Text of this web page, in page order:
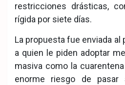
restricciones drásticas,
rígida por siete días.
La propuesta fue enviada al
a quien le piden adoptar
masiva como la
enorme riesgo de